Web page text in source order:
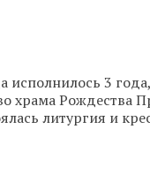
исполнилось 3
храма Рождества
литургия и